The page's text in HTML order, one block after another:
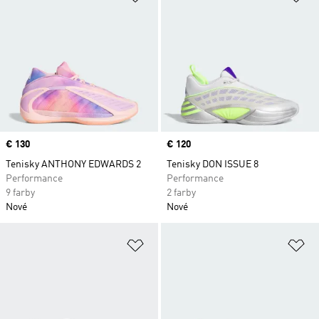
Price
€ 130
Tenisky ANTHONY EDWARDS 2
Performance
9 farby
Nové
Price
€ 120
Tenisky DON ISSUE 8
Performance
2 farby
Nové
Pridať do zoznamu želaných